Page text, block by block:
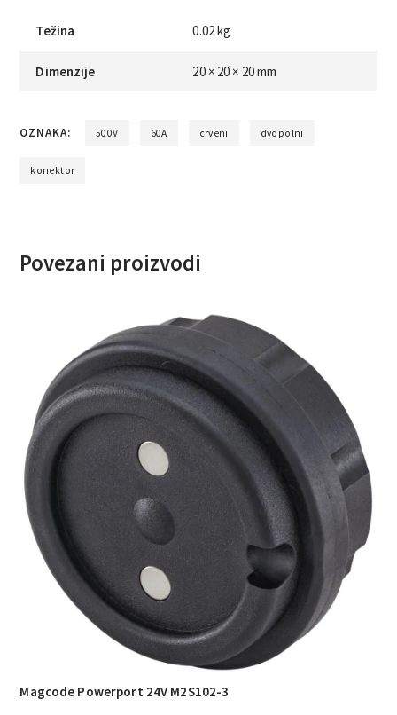
Težina 0.02 kg
Dimenzije 20 × 20 × 20 mm
OZNAKA: 500V 60A crveni dvopolni
konektor
Povezani proizvodi
Magcode Powerport 24V M2S102-3